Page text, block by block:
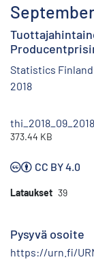
September
Statistics Finland
2018
373.44 KB
CC BY 4.0
Lataukset 39
Pysyvä osoite
https://urn.fi/